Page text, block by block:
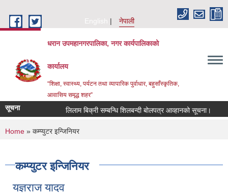
English
नेपाली
धरान उपमहानगरपालिका, नगर कार्यपालिकाको
कार्यालय
“शिक्षा, स्वास्थ्य, पर्यटन तथा व्यापारिक पुर्वाधार, बहुसाँस्कृतिक,
आवासिय समृद्ध शहर”
सूचना लिलाम बिक्री सम्बन्धि शिलबन्दी बोलपत्र आव्हानको सूचना।
You are here
Home » कम्प्युटर इन्जिनियर
कम्प्युटर इन्जिनियर
यज्ञराज यादव